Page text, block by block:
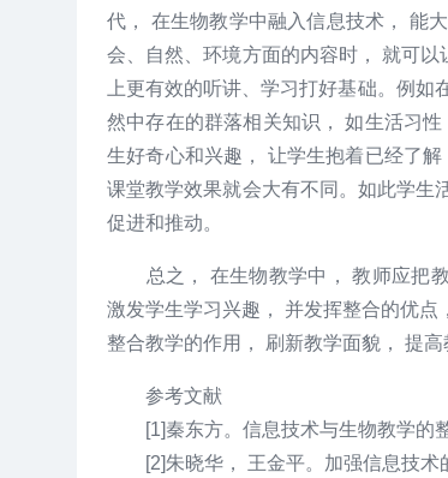
代， 在生物教学中融入信息技术， 能
会、自然、环境方面的内容时， 就可
上更有效的听讲、学习打好基础。例如
然中存在的群落相关知识， 如生活习
生好奇心和兴趣， 让学生抱着已经了
课堂教学效果就会大有不同。如此学生
促进和推动。
总之， 在生物教学中， 教师应把教
激发学生学习兴趣， 并发挥整合的优
整合教学的作用， 刷新教学面貌， 提高
参考文献
[1]秦东方。信息技术与生物教学的
[2]朱晓华， 王金平。加强信息技术